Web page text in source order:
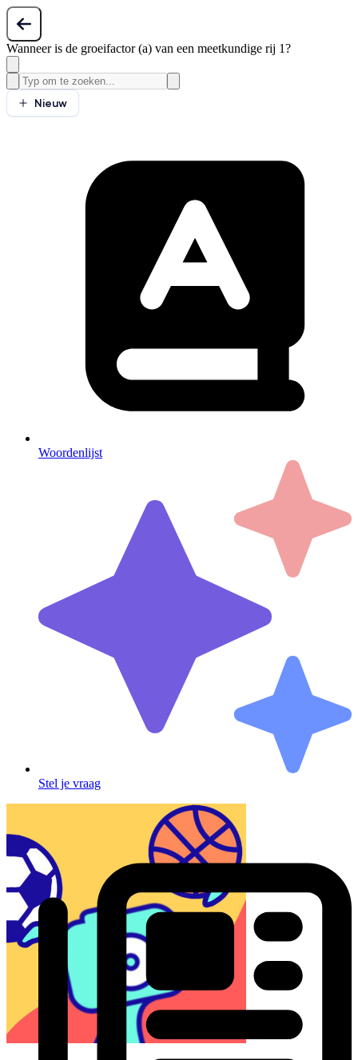
Wanneer is de groeifactor (a) van een meetkundige rij 1?
Nieuw
Woordenlijst
Stel je vraag